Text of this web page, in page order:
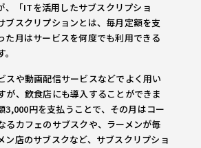
、「ITを活用したサブスクリプショ
ブスクリプションとは、毎月定額を支
た月はサービスを何度でも利用できる
スや動画配信サービスなどでよく用い
が、飲食店にも導入することができま
3,000円を支払うことで、その月はコー
るカフェのサブスクや、ラーメンが毎
ン店のサブスクなど、サブスクリプショ